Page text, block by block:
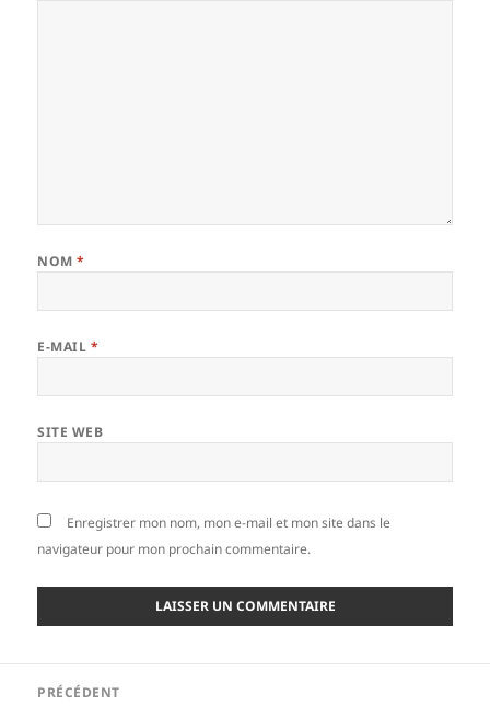
NOM*
E-MAIL *
SITE WEB
Enregistrer mon nom, mon e-mail et mon site dans le
navigateur pour mon prochain commentaire.
PRÉCÉDENT